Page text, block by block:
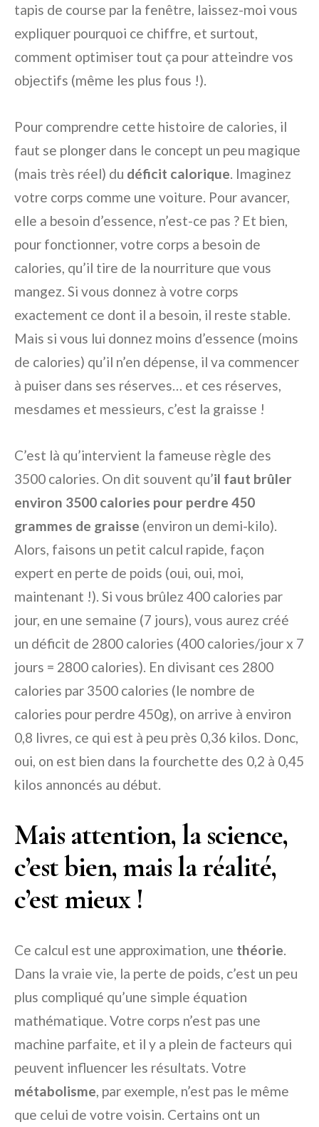
tapis de course par la fenêtre, laissez-moi vous
expliquer pourquoi ce chiffre, et surtout,
comment optimiser tout ça pour atteindre vos
objectifs (même les plus fous !).
Pour comprendre cette histoire de calories, il
faut se plonger dans le concept un peu magique
(mais très réel) du déficit calorique. Imaginez
votre corps comme une voiture. Pour avancer,
elle a besoin d’essence, n’est-ce pas ? Et bien,
pour fonctionner, votre corps a besoin de
calories, qu’il tire de la nourriture que vous
mangez. Si vous donnez à votre corps
exactement ce dont il a besoin, il reste stable.
Mais si vous lui donnez moins d’essence (moins
de calories) qu’il n’en dépense, il va commencer
à puiser dans ses réserves… et ces réserves,
mesdames et messieurs, c’est la graisse !
C’est là qu’intervient la fameuse règle des
3500 calories. On dit souvent qu’il faut brûler
environ 3500 calories pour perdre 450
grammes de graisse (environ un demi-kilo).
Alors, faisons un petit calcul rapide, façon
expert en perte de poids (oui, oui, moi,
maintenant !). Si vous brûlez 400 calories par
jour, en une semaine (7 jours), vous aurez créé
un déficit de 2800 calories (400 calories/jour x 7
jours = 2800 calories). En divisant ces 2800
calories par 3500 calories (le nombre de
calories pour perdre 450g), on arrive à environ
0,8 livres, ce qui est à peu près 0,36 kilos. Donc,
oui, on est bien dans la fourchette des 0,2 à 0,45
kilos annoncés au début.
Mais attention, la science,
c’est bien, mais la réalité,
c’est mieux !
Ce calcul est une approximation, une théorie.
Dans la vraie vie, la perte de poids, c’est un peu
plus compliqué qu’une simple équation
mathématique. Votre corps n’est pas une
machine parfaite, et il y a plein de facteurs qui
peuvent influencer les résultats. Votre
métabolisme, par exemple, n’est pas le même
que celui de votre voisin. Certains ont un